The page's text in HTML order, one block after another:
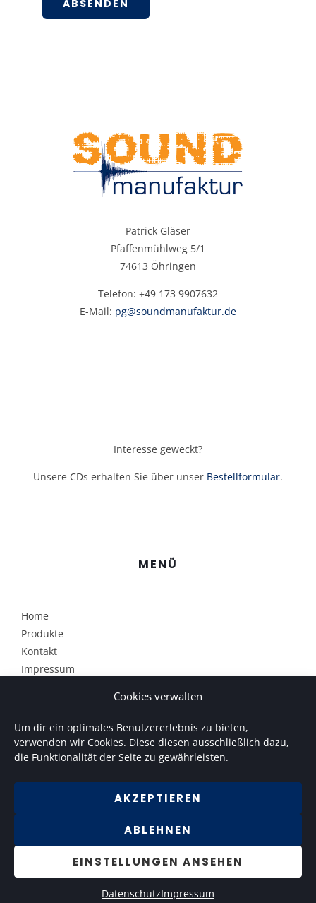
Cookies verwalten
Um dir ein optimales Benutzererlebnis zu bieten,
verwenden wir Cookies. Diese diesen ausschließlich dazu,
die Funktionalität der Seite zu gewährleisten.
AKZEPTIEREN
ABLEHNEN
EINSTELLUNGEN ANSEHEN
DatenschutzImpressum
ABSENDEN
Interesse geweckt?
Unsere CDs erhalten Sie über unser Bestellformular.
Patrick Gläser
Pfaffenmühlweg 5/1
74613 Öhringen
Telefon: +49 173 9907632
E-Mail: pg@soundmanufaktur.de
MENÜ
Home
Produkte
Kontakt
Impressum
Cookie-Einstellungen
Das Orgel rockt-Projekt von Patrick Gläser findet ihr unter
www.orgel-rockt.de.